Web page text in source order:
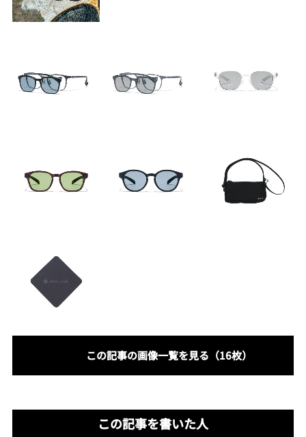
この記事の画像一覧を見る（16枚）
この記事を書いた人